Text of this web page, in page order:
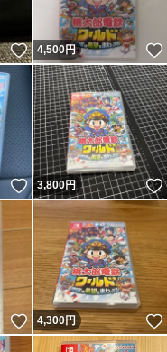
いいね！
4,500円
いいね！
3,800円
いいね！
4,300円